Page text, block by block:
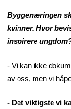
Byggenæringen
kvinner. Hvor
inspirere
- Vi kan ikke
av oss, men vi
- Det viktigste vi